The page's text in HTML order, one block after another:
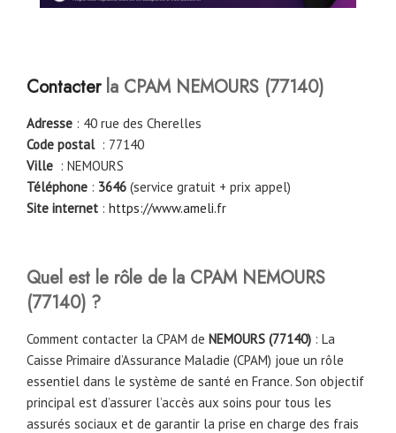
Contacterla CPAM NEMOURS (77140)
Adresse : 40 rue des Cherelles
Code postal: 77140
Ville : NEMOURS
Téléphone : 3646 (service gratuit + prix appel)
Site internet : https://www.ameli.fr
Quel est le rôle de la CPAM NEMOURS
(77140) ?
Comment contacter la CPAM de NEMOURS (77140) : La
Caisse Primaire d’Assurance Maladie (CPAM) joue un rôle
essentiel dans le système de santé en France. Son objectif
principal est d’assurer l’accès aux soins pour tous les
assurés sociaux et de garantir la prise en charge des frais